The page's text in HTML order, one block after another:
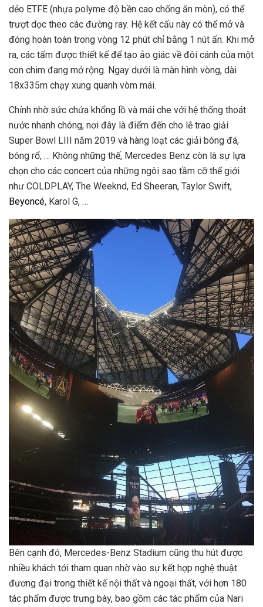
dẻo ETFE (nhựa polyme độ bền cao chống ăn mòn), có thể
trượt dọc theo các đường ray. Hệ kết cấu này có thể mở và
đóng hoàn toàn trong vòng 12 phút chỉ bằng 1 nút ấn. Khi mở
ra, các tấm được thiết kế để tạo ảo giác về đôi cánh của một
con chim đang mở rộng. Ngay dưới là màn hình vòng, dài
18x335m chạy xung quanh vòm mái.
Chính nhờ sức chứa khổng lồ và mái che với hệ thống thoát
nước nhanh chóng, nơi đây là điểm đến cho lễ trao giải
Super Bowl LIII năm 2019 và hàng loạt các giải bóng đá,
bóng rổ, … Không những thế, Mercedes Benz ­­­còn là sự lựa
chọn cho các concert của những ngôi sao tầm cỡ thế giới
như COLDPLAY, The Weeknd, Ed Sheeran, Taylor Swift,
Beyoncé, Karol G, …
Bên cạnh đó, Mercedes-Benz Stadium cũng thu hút được
nhiều khách tới tham quan nhờ vào sự kết hợp nghệ thuật
đương đại trong thiết kế nội thất và ngoại thất, với hơn 180
tác phẩm được trưng bày, bao gồm các tác phẩm của Nari